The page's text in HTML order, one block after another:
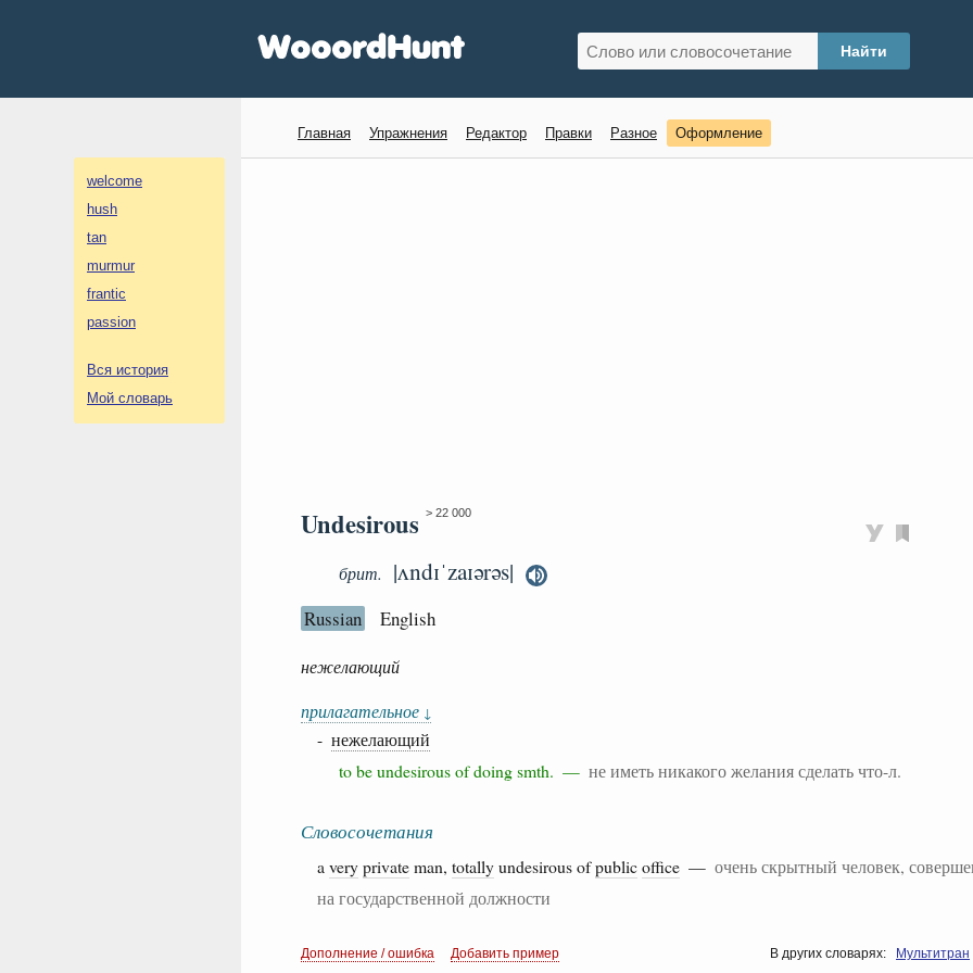
welcome
hush
tan
murmur
frantic
passion
Вся история
Мой словарь
Главная Упражнения Редактор Правки Разное Оформление
Undesirous > 22 000
брит. |ʌndɪˈzaɪərəs|
Russian English
нежелающий
прилагательное ↓
- нежелающий
to be undesirous of doing smth. — не иметь никакого желания сделать что-л.
Словосочетания
a veryprivateman, totallyundesirous ofpublicoffice — очень скрытный человек,
на государственной должности
Дополнение / ошибка Добавить пример В других словарях: Мультитран